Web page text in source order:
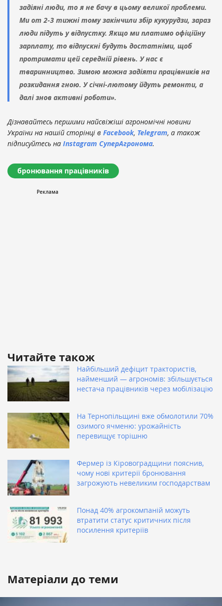
задіяні люди, то я не бачу в цьому великої проблеми.
Ми от 2-3 тижні тому закінчили збір кукурудзи, зараз
люди підуть у відпустку. Якщо ми платимо офіційну
зарплату, то відпускні будуть достатніми, щоб
протримати цей середній рівень. У нас є
тваринництво. Зимою можна задіяти працівників на
розкидання гною. У січні-лютому йдуть ремонти, а
далі знов активні роботи».
Дізнавайтесь першими найсвіжіші агрономічні новини
України на нашій сторінці в Facebook, Telegram, а також
підписуйтесь на Instagram СуперАгронома.
бронювання працівників
Читайте також
Найбільший дефіцит трактористів,
найменший — агрономів: збільшується
нестача працівників через мобілізацію
На Тернопільщині вже обмолотили 70%
озимого ячменю: урожайність
перевищує торішню
Фермер із Кіровоградщини пояснив,
чому нові критерії бронювання
загрожують невеликим господарствам
Понад 40% агрокомпаній можуть
втратити статус критичних після
посилення критеріїв
Матеріали до теми